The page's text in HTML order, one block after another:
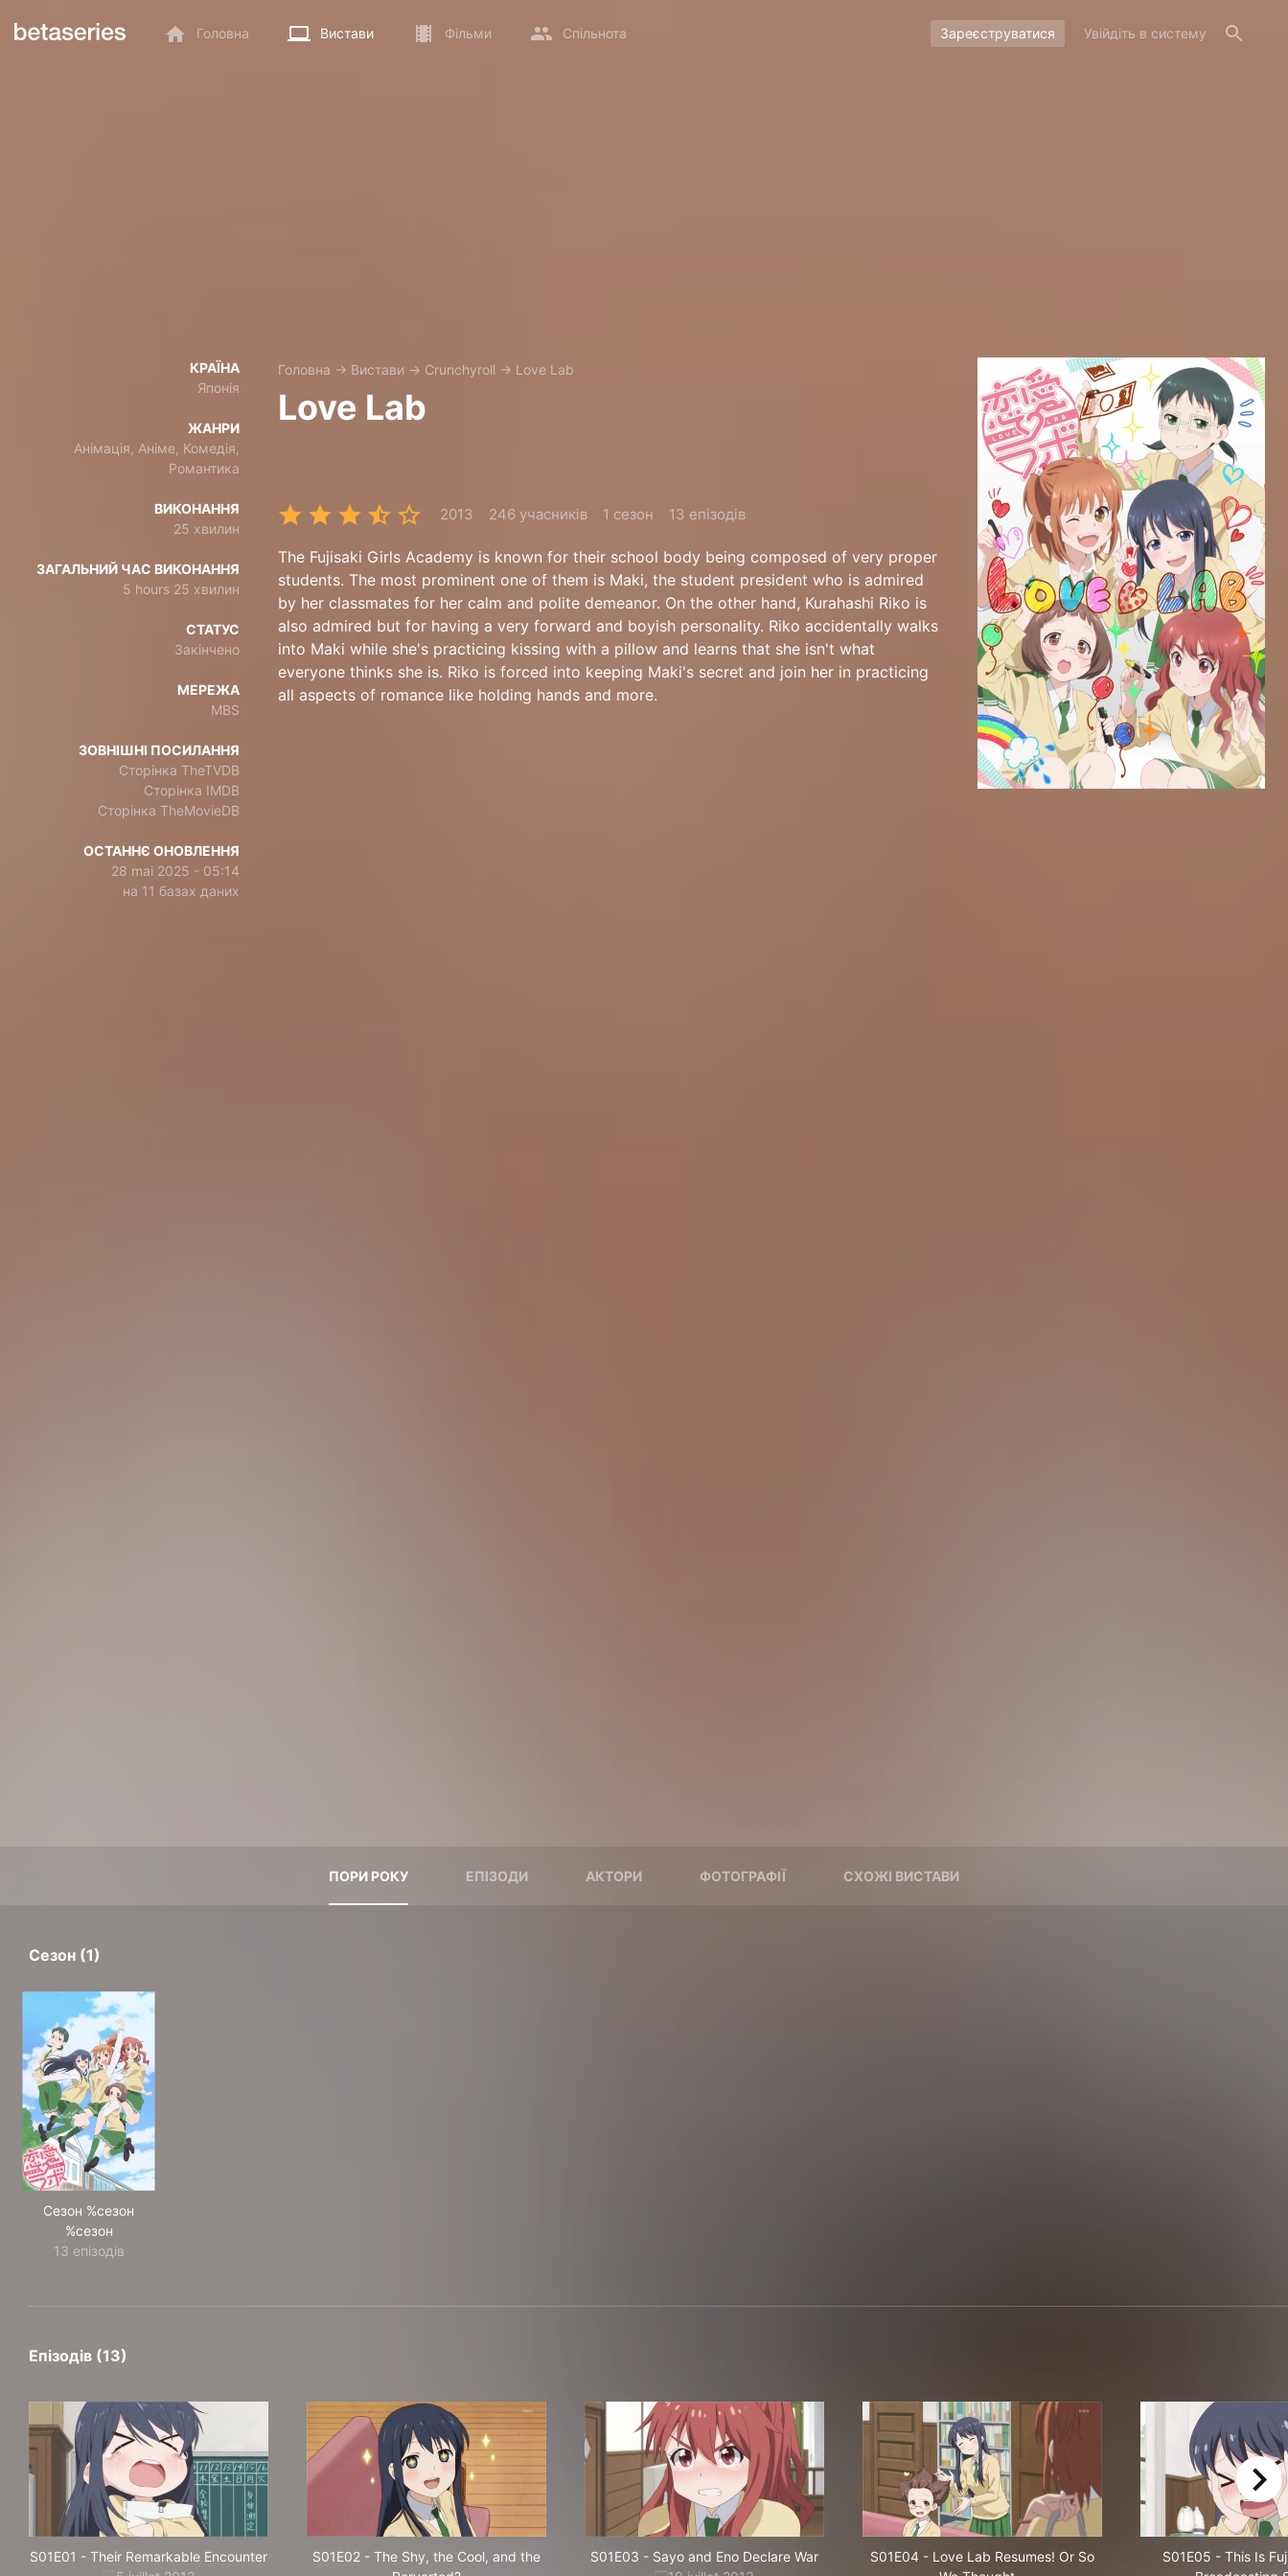
Головна Вистави Фільми Спільнота Зареєструватися Увійдіть в систему
КРАЇНА
Японія
ЖАНРИ
Анімація, Аніме, Комедія,
Романтика
ВИКОНАННЯ
25 хвилин
ЗАГАЛЬНИЙ ЧАС ВИКОНАННЯ
5 hours 25 хвилин
СТАТУС
Закінчено
МЕРЕЖА
MBS
ЗОВНІШНІ ПОСИЛАННЯ
Сторінка TheTVDB
Сторінка IMDB
Сторінка TheMovieDB
ОСТАННЄ ОНОВЛЕННЯ
28 mai 2025 - 05:14
на 11 базах даних
Головна → Вистави → Crunchyroll → Love Lab
Love Lab
2013 246 учасників 1 сезон 13 епізодів
The Fujisaki Girls Academy is known for their school body being composed of very proper
students. The most prominent one of them is Maki, the student president who is admired
by her classmates for her calm and polite demeanor. On the other hand, Kurahashi Riko is
also admired but for having a very forward and boyish personality. Riko accidentally walks
into Maki while she's practicing kissing with a pillow and learns that she isn't what
everyone thinks she is. Riko is forced into keeping Maki's secret and join her in practicing
all aspects of romance like holding hands and more.
ПОРИ РОКУ ЕПІЗОДИ АКТОРИ ФОТОГРАФІЇ СХОЖІ ВИСТАВИ
Сезон (1)
Сезон %сезон
%сезон
13 епізодів
Епізодів (13)
S01E01 - Their Remarkable Encounter
S01E02 - The Shy, the Cool, and the
S01E03 - Sayo and Eno Declare War
S01E04 - Love Lab Resumes! Or So
S01E05 - This Is
right